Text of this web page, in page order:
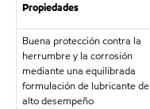
Propiedades
Buena protección contra la
herrumbre y la corrosión
mediante una equilibrada
formulación de lubricante de
alto desempeño